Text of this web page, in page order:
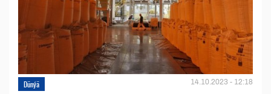
Dünýä 14.10.2023 - 12:18